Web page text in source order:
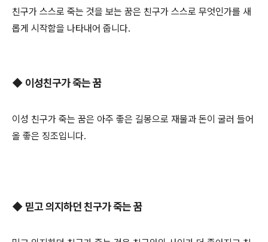
친구가 스스로 죽는 것을 보는 꿈은 친구가 스스로 무엇인가를 새
롭게 시작함을 나타내어 줍니다.
◆ 이성친구가 죽는 꿈
이성 친구가 죽는 꿈은 아주 좋은 길몽으로 재물과 돈이 굴러 들어
올 좋은 징조입니다.
◆ 믿고 의지하던 친구가 죽는 꿈